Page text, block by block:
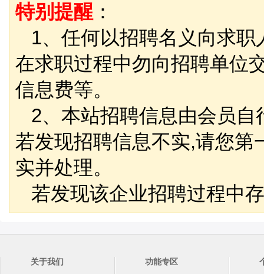
特别提醒 ：
1、任何以招聘名义向求职
在求职过程中勿向招聘单位
信息费等。
2、本站招聘信息由会员自
若发现招聘信息不实,请您第
实并处理。
若发现该企业招聘过程中
关于我们 功能专区